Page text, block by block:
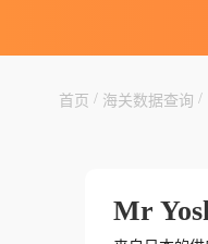
首页 / 海关数据查询 /
Mr